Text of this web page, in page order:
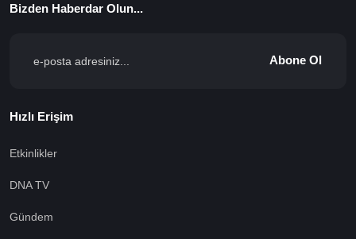
Bizden Haberdar Olun...
Abone Ol
Hızlı Erişim
Etkinlikler
DNA TV
Gündem